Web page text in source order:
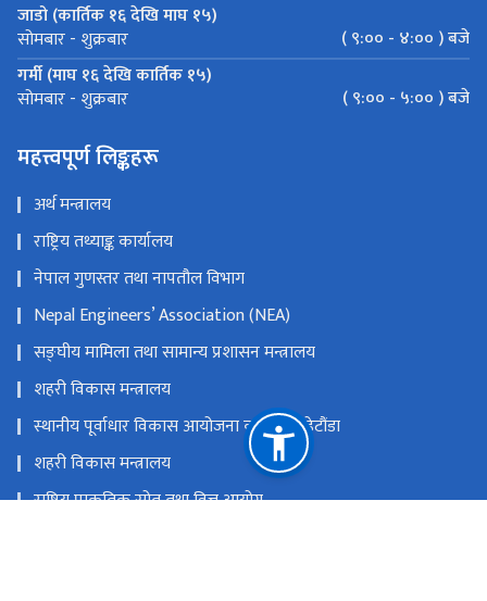
जाडो (कार्तिक १६ देखि माघ १५)
सोमबार - शुक्रबार
( ९:०० - ४:०० ) बजे
गर्मी (माघ १६ देखि कार्तिक १५)
सोमबार - शुक्रबार ( ९:०० - ५:०० ) बजे
महत्त्वपूर्ण लिङ्कहरू
अर्थ मन्त्रालय
राष्ट्रिय तथ्याङ्क कार्यालय
नेपाल गुणस्तर तथा नापतौल विभाग
Nepal Engineers’ Association (NEA)
सङ्‍घीय मामिला तथा सामान्य प्रशासन मन्त्रालय
शहरी विकास मन्त्रालय
स्थानीय पूर्वाधार विकास आयोजना कार्यालय, हेटौंडा
शहरी विकास मन्त्रालय
राष्ट्रिय प्राकृतिक स्रोत तथा वित्त आयोग